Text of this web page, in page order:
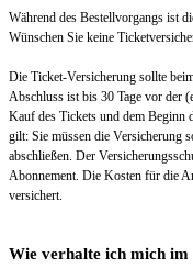
Während des Bestellvorgangs ist
Wünschen Sie keine
Die Ticket-Versicherung sollte
Abschluss ist bis 30 Tage vor der
Kauf des Tickets und dem Beginn
gilt: Sie müssen die Versicherung
abschließen. Der
Abonnement. Die Kosten für die
versichert.
Wie verhalte ich mich im